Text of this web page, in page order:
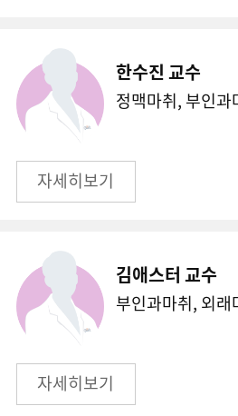
한수진 교수
정맥마취, 부인과
자세히보기
김애스터 교수
부인과마취, 외래
자세히보기